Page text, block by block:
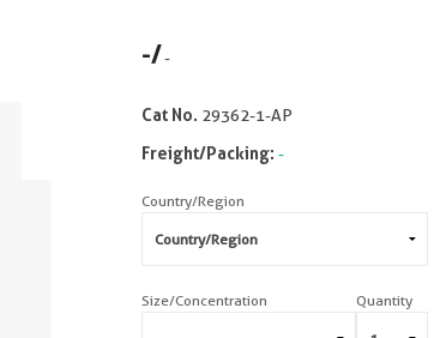
-/-
Cat No. 29362-1-AP
Freight/Packing: -
Country/Region
Size/Concentration Quantity